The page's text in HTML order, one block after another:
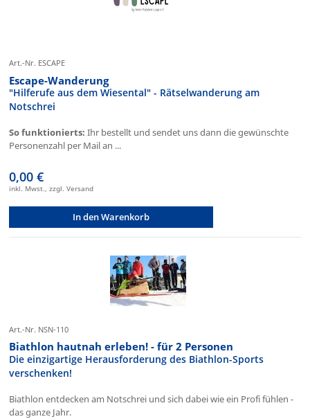
Art.-Nr. ESCAPE
Escape-Wanderung
"Hilferufe aus dem Wiesental" - Rätselwanderung am
Notschrei
So funktionierts: Ihr bestellt und sendet uns dann die gewünschte
Personenzahl per Mail an ...
0,00 €
inkl. Mwst., zzgl. Versand
In den Warenkorb
Art.-Nr. NSN-110
Biathlon hautnah erleben! - für 2 Personen
Die einzigartige Herausforderung des Biathlon-Sports
verschenken!
Biathlon entdecken am Notschrei und sich dabei wie ein Profi fühlen -
das ganze Jahr.